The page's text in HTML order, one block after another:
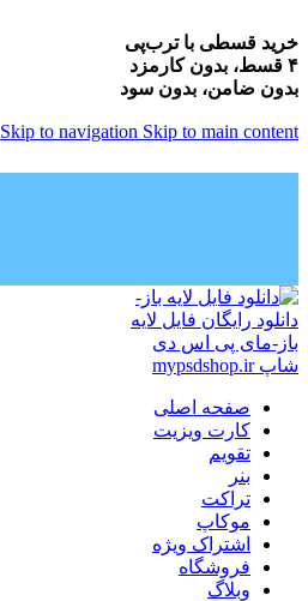
خرید قسطی با ترب‌پی
۴ قسط، بدون کارمزد
بدون ضامن، بدون سود
Skip to navigation Skip to main content
صفحه اصلی
کارت ویزیت
تقویم
بنر
تراکت
موکاپ
اشتراک ویژه
فروشگاه
وبلاگ